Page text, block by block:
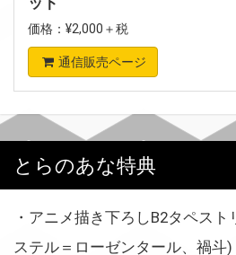
価格：¥2,000＋税
通信販売ページ
とらのあな特典
・アニメ描き下ろしB2タペス
ステル＝ローゼンタール、禍斗)